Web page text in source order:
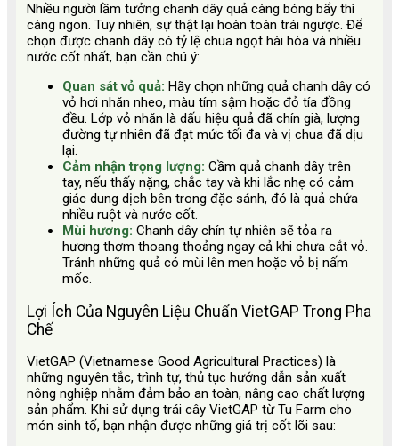
Nhiều người lầm tưởng chanh dây quả càng bóng bẩy thì
càng ngon. Tuy nhiên, sự thật lại hoàn toàn trái ngược. Để
chọn được chanh dây có tỷ lệ chua ngọt hài hòa và nhiều
nước cốt nhất, bạn cần chú ý:
Quan sát vỏ quả: Hãy chọn những quả chanh dây có
vỏ hơi nhăn nheo, màu tím sậm hoặc đỏ tía đồng
đều. Lớp vỏ nhăn là dấu hiệu quả đã chín già, lượng
đường tự nhiên đã đạt mức tối đa và vị chua đã dịu
lại.
Cảm nhận trọng lượng: Cầm quả chanh dây trên
tay, nếu thấy nặng, chắc tay và khi lắc nhẹ có cảm
giác dung dịch bên trong đặc sánh, đó là quả chứa
nhiều ruột và nước cốt.
Mùi hương: Chanh dây chín tự nhiên sẽ tỏa ra
hương thơm thoang thoảng ngay cả khi chưa cắt vỏ.
Tránh những quả có mùi lên men hoặc vỏ bị nấm
mốc.
Lợi Ích Của Nguyên Liệu Chuẩn VietGAP Trong Pha
Chế
VietGAP (Vietnamese Good Agricultural Practices) là
những nguyên tắc, trình tự, thủ tục hướng dẫn sản xuất
nông nghiệp nhằm đảm bảo an toàn, nâng cao chất lượng
sản phẩm. Khi sử dụng trái cây VietGAP từ Tu Farm cho
món sinh tố, bạn nhận được những giá trị cốt lõi sau: